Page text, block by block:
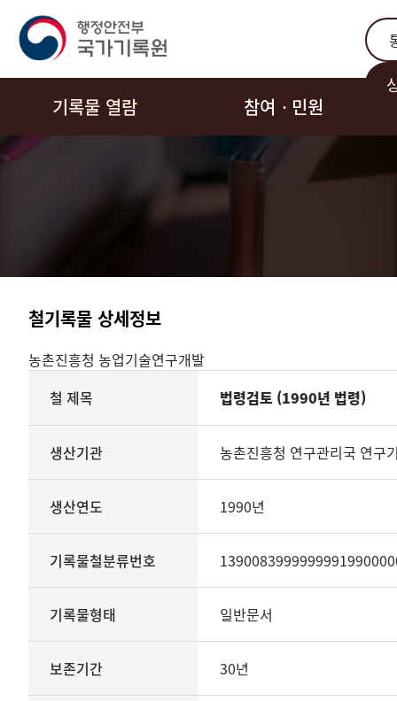
통합
기록물 열람 참여ㆍ민원
철기록물 상세정보
농촌진흥청 농업기술연구개발
철의
관리번호
생산년도
기록물철분류번호
기록물유형
보존기간
보여
기록물
철 제목 법령검토 (1990년 법령)
생산기관 농촌진흥청 연구관리국 연구
생산연도 1990년
기록물철분류번호
기록물형태 일반문서
보존기간 30년